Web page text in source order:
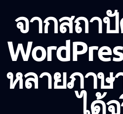
จากสถา
หลายภาษ
ได้